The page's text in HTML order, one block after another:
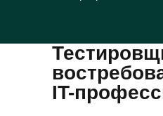
IT-